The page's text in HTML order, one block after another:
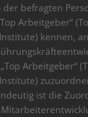
der befragten
Arbeitgeber“
kennen,
Arbeitgeber“
ist die